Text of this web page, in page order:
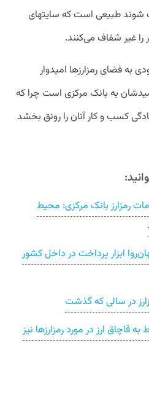
شوند طبیعی است که سایتهای
را غیر شفاف می‌کنند.
بهفضایرمزارزها امیدوار
به بانک مرکزی است چرا که
کسبوکارآنانرا رونق بخشد
رمزارز بانک مرکزی: محیط
ابزار پرداخت در داخل کشور
در سالی که گذشت
قاچاق ارز در مورد رمزارزها نیز